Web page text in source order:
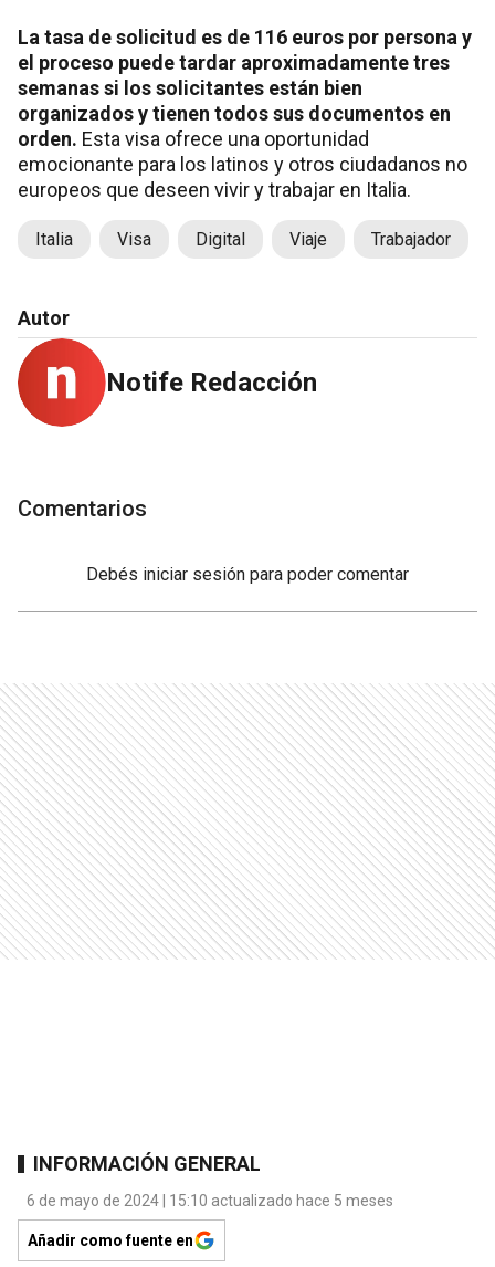
La tasa de solicitud es de 116 euros por persona y
el proceso puede tardar aproximadamente tres
semanas si los solicitantes están bien
organizados y tienen todos sus documentos en
orden. Esta visa ofrece una oportunidad
emocionante para los latinos y otros ciudadanos no
europeos que deseen vivir y trabajar en Italia.
Italia Visa Digital Viaje Trabajador
Autor
Notife Redacción
Comentarios
Debés iniciar sesión para poder comentar
INFORMACIÓN GENERAL
6 de mayo de 2024 | 15:10 actualizado hace 5 meses
Añadir como fuente en